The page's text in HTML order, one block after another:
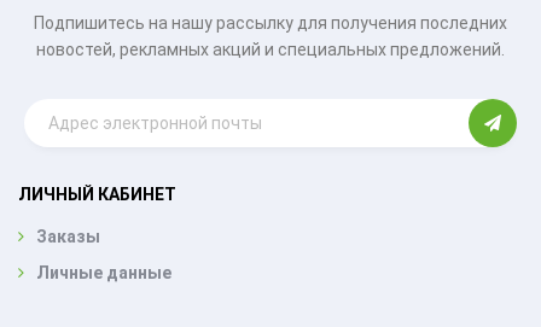
Подпишитесь на нашу рассылку для получения последних
новостей, рекламных акций и специальных предложений.
ЛИЧНЫЙ КАБИНЕТ
Заказы
Личные данные